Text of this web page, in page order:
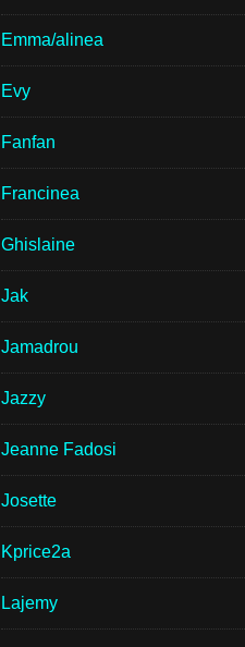
Emma/alinea
Evy
Fanfan
Francinea
Ghislaine
Jak
Jamadrou
Jazzy
Jeanne Fadosi
Josette
Kprice2a
Lajemy